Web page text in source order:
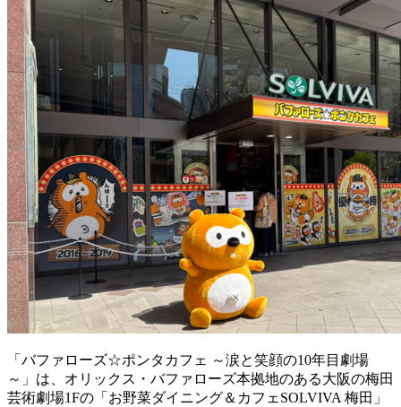
「バファローズ☆ポンタカフェ ～涙と笑顔の10年目劇場
～」は、オリックス・バファローズ本拠地のある大阪の梅田
芸術劇場1Fの「お野菜ダイニング＆カフェSOLVIVA 梅田」